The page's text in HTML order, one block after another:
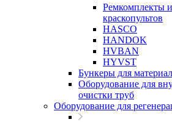
Ремкомплекты
краскопультов
HASCO
HANDOK
HVBAN
HYVST
Бункеры для
Оборудование для
очистки труб
Оборудование для